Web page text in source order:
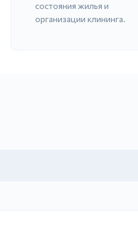
состояния жилья и
организации клининга.